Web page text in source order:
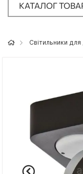
КАТАЛОГ
Світильники